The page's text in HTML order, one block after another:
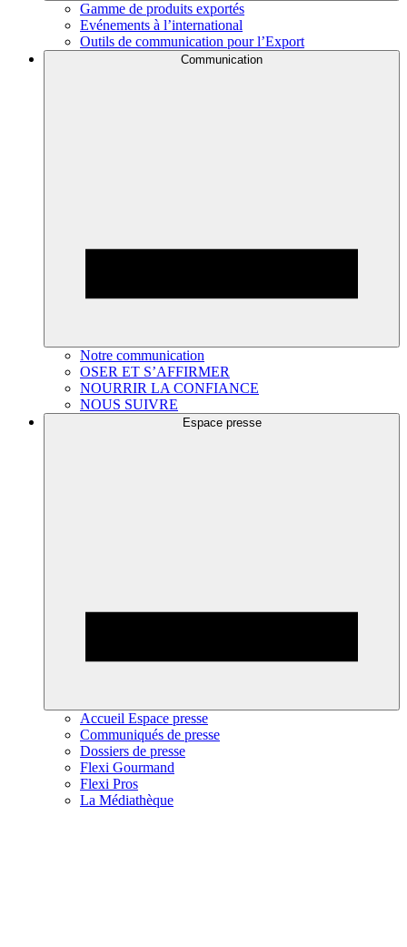
Gamme de produits exportés
Evénements à l’international
Outils de communication pour l’Export
Communication
Notre communication
OSER ET S’AFFIRMER
NOURRIR LA CONFIANCE
NOUS SUIVRE
Espace presse
Accueil Espace presse
Communiqués de presse
Dossiers de presse
Flexi Gourmand
Flexi Pros
La Médiathèque